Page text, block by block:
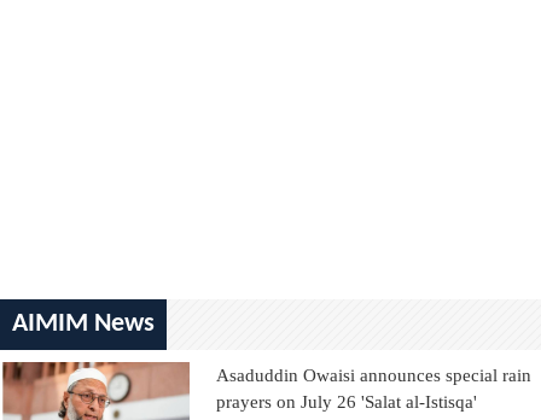
AIMIM News
Asaduddin Owaisi announces special rain
prayers on July 26 'Salat al-Istisqa'